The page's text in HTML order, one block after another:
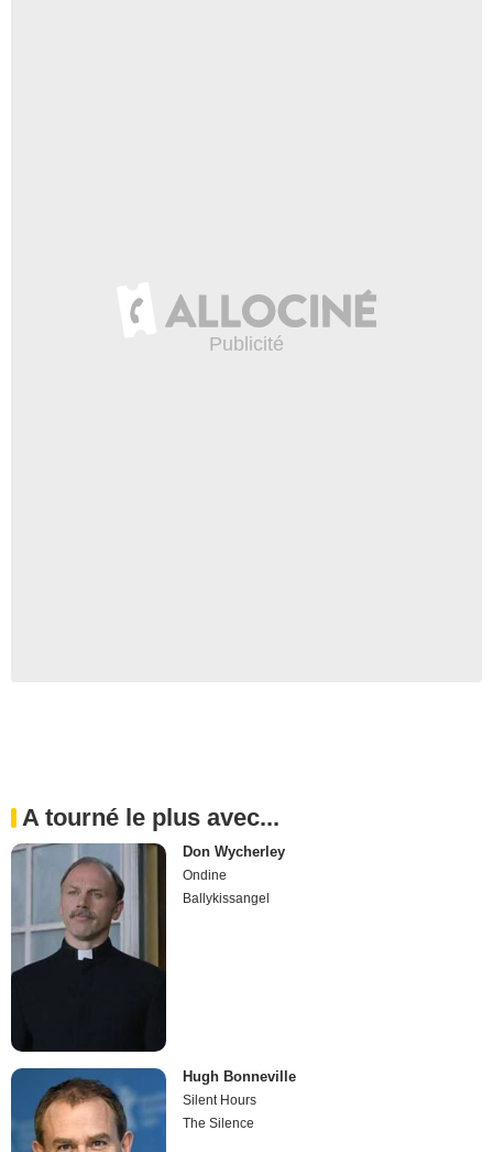
A tourné le plus avec...
Don Wycherley
Ondine
Ballykissangel
Hugh Bonneville
Silent Hours
The Silence